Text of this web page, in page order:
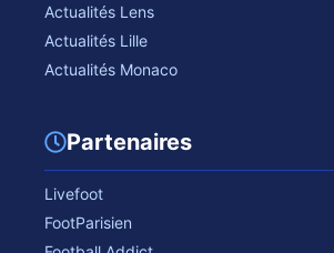
Actualités Lens
Actualités Lille
Actualités Monaco
Partenaires
Livefoot
FootParisien